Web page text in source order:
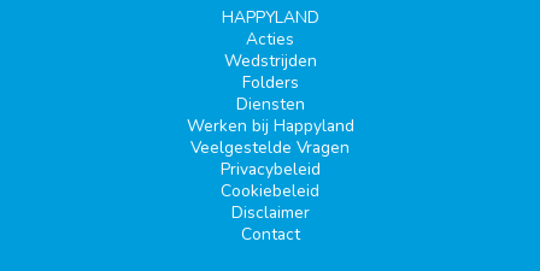
HAPPYLAND
Acties
Wedstrijden
Folders
Diensten
Werken bij Happyland
Veelgestelde Vragen
Privacybeleid
Cookiebeleid
Disclaimer
Contact